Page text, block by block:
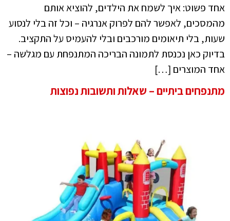
אחד פשוט: איך לשמח את הילדים, להוציא אותם
מהמסכים, לאפשר להם לפרוק אנרגיה – וכל זה בלי לנסוע
שעות, בלי תיאומים מורכבים ובלי להעמיס על התקציב.
בדיוק כאן נכנסת לתמונה הבריכה המתנפחת עם מגלשה –
אחד המוצרים […]
מתנפחים ביתיים – שאלות ותשובות נפוצות